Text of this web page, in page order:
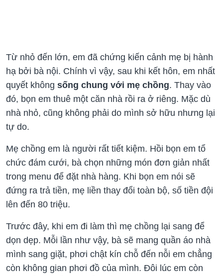
Từ nhỏ đến lớn, em đã chứng kiến cảnh mẹ bị hành
hạ bởi bà nội. Chính vì vậy, sau khi kết hôn, em nhất
quyết không sống chung với mẹ chồng. Thay vào
đó, bọn em thuê một căn nhà rồi ra ở riêng. Mặc dù
nhà nhỏ, cũng không phải do mình sở hữu nhưng lại
tự do.
Mẹ chồng em là người rất tiết kiệm. Hồi bọn em tổ
chức đám cưới, bà chọn những món đơn giản nhất
trong menu để đặt nhà hàng. Khi bọn em nói sẽ
đứng ra trả tiền, mẹ liền thay đổi toàn bộ, số tiền đội
lên đến 80 triệu.
Trước đây, khi em đi làm thì mẹ chồng lại sang để
dọn dẹp. Mỗi lần như vậy, bà sẽ mang quần áo nhà
mình sang giặt, phơi chật kín chỗ đến nỗi em chẳng
còn không gian phơi đồ của mình. Đôi lúc em còn